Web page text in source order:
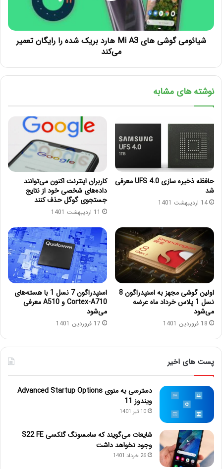
شیائومی گوشی های Mi A3 هارد بریک شده را رایگان تعمیر
می‌کند
نوشته های مشابه
حافظه‌ ذخیره سازی UFS 4.0 معرفی
شد
14 اردیبهشت 1401
کاربران اینترنت اکنون می‌توانند
داده‌های شخصی خود از نتایج
جستجوی گوگل حذف کنند
11 اردیبهشت 1401
اولین گوشی مجهز به اسنپدراگون 8
نسل 1 پلاس خرداد ماه عرضه
می‌شود
18 فروردین 1401
اسنپدراگون 7 نسل 1 با هسته‌های
Cortex-A710 و A510 معرفی
می‌شود
17 فروردین 1401
پست های اخیر
دسترسی به منوی Advanced Startup Options
ویندوز 11
10 تیر 1401
شایعات می‌گویند که سامسونگ گلکسی S22 FE
وجود نخواهد داشت
26 خرداد 1401